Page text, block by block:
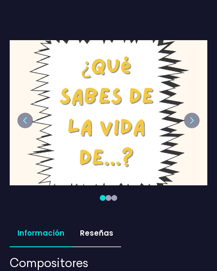
Previous Next
Información Reseñas
Compositores